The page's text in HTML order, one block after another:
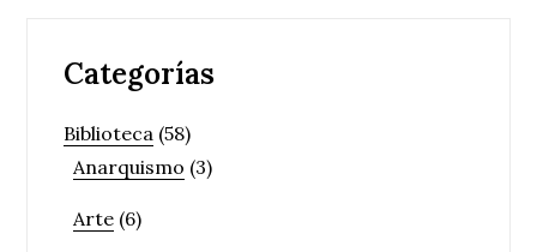
Categorías
Biblioteca (58)
Anarquismo (3)
Arte (6)